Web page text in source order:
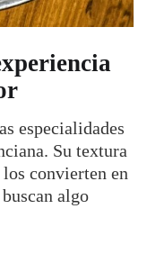
especialidades
Su textura
convierten en
algo